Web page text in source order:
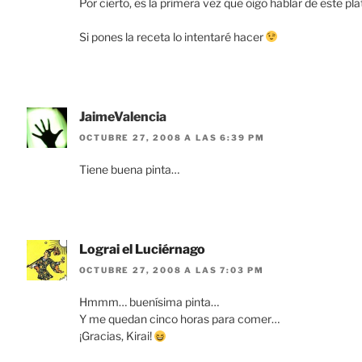
Si pones la receta lo intentaré hacer
JaimeValencia
OCTUBRE 27, 2008 A LAS 6:39 PM
Tiene buena pinta…
Lograi el Luciérnago
OCTUBRE 27, 2008 A LAS 7:03 PM
Hmmm… buenísima pinta…
Y me quedan cinco horas para comer…
¡Gracias, Kirai!